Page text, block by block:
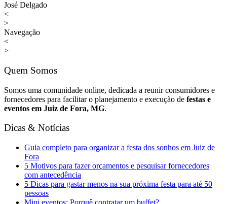
José Delgado
<
>
Navegação
<
>
Quem Somos
Somos uma comunidade online, dedicada a reunir consumidores e
fornecedores para facilitar o planejamento e execução de festas e
eventos em Juiz de Fora, MG.
Dicas & Notícias
Guia completo para organizar a festa dos sonhos em Juiz de
Fora
5 Motivos para fazer orçamentos e pesquisar fornecedores
com antecedência
5 Dicas para gastar menos na sua próxima festa para até 50
pessoas
Mini eventos: Porquê contratar um buffet?